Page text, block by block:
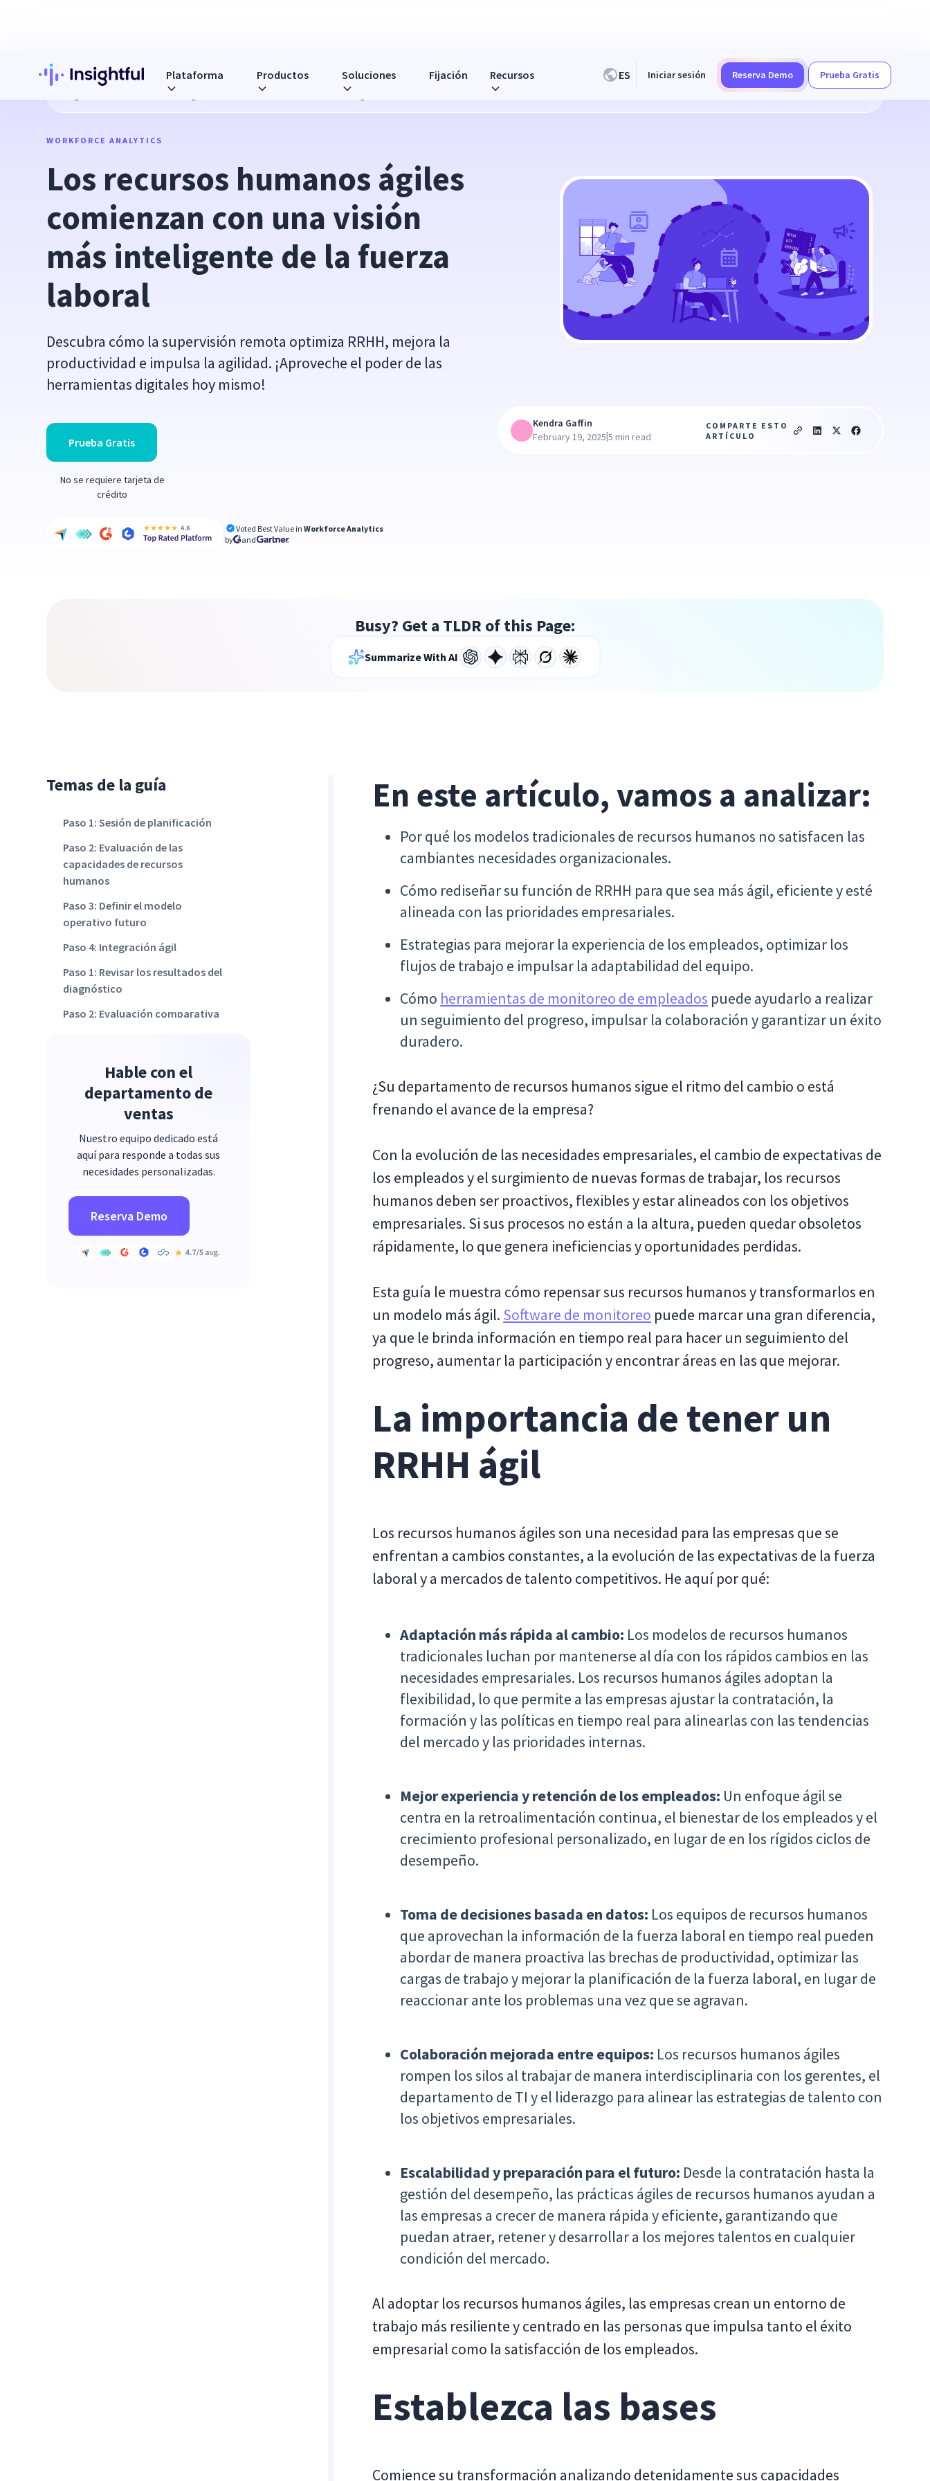
Plataforma Productos Soluciones Fijación Recursos ES Iniciar sesión Reserva Demo
Prueba Gratis
Los recursos humanos ágiles comienzan con una visión más inteligente de la fuerza laboral
WORKFORCE ANALYTICS
Los recursos humanos ágiles
comienzan con una visión
más inteligente de la fuerza
laboral
Descubra cómo la supervisión remota optimiza RRHH, mejora la
productividad e impulsa la agilidad. ¡Aproveche el poder de las
herramientas digitales hoy mismo!
Prueba Gratis
No se requiere tarjeta de
crédito
Voted Best Value inWorkforce Analytics
by
and
Kendra Gaffin
February 19, 2025|5 min read
COMPARTE ESTO
ARTÍCULO
Busy? Get a TLDR of this Page:
Summarize With AI
Temas de la guía
Paso 1: Sesión de planificación
Paso 2: Evaluación de las
capacidades de recursos
humanos
Paso 3: Definir el modelo
operativo futuro
Paso 4: Integración ágil
Paso 1: Revisar los resultados del
diagnóstico
Paso 2: Evaluación comparativa
Paso 4: Rediseño de la estructura
Paso 1: Selección de tecnología
de recursos humanos
ruta
Paso 3: Adopción de empleados
Paso 4: Exhibir el valor
Paso 1: Narración basada en
datos
Hable con el
departamento de
ventas
Nuestro equipo dedicado está
aquí para responde a todas sus
necesidades personalizadas.
Reserva Demo
En este artículo, vamos a analizar:
Por qué los modelos tradicionales de recursos humanos no satisfacen las
cambiantes necesidades organizacionales.
Cómo rediseñar su función de RRHH para que sea más ágil, eficiente y esté
alineada con las prioridades empresariales.
Estrategias para mejorar la experiencia de los empleados, optimizar los
flujos de trabajo e impulsar la adaptabilidad del equipo.
Cómo herramientas de monitoreo de empleados puede ayudarlo a realizar
un seguimiento del progreso, impulsar la colaboración y garantizar un éxito
duradero.
¿Su departamento de recursos humanos sigue el ritmo del cambio o está
frenando el avance de la empresa?
Con la evolución de las necesidades empresariales, el cambio de expectativas de
los empleados y el surgimiento de nuevas formas de trabajar, los recursos
humanos deben ser proactivos, flexibles y estar alineados con los objetivos
empresariales. Si sus procesos no están a la altura, pueden quedar obsoletos
rápidamente, lo que genera ineficiencias y oportunidades perdidas.
Esta guía le muestra cómo repensar sus recursos humanos y transformarlos en
un modelo más ágil. Software de monitoreo puede marcar una gran diferencia,
ya que le brinda información en tiempo real para hacer un seguimiento del
progreso, aumentar la participación y encontrar áreas en las que mejorar.
La importancia de tener un
RRHH ágil
Los recursos humanos ágiles son una necesidad para las empresas que se
enfrentan a cambios constantes, a la evolución de las expectativas de la fuerza
laboral y a mercados de talento competitivos. He aquí por qué:
Adaptación más rápida al cambio: Los modelos de recursos humanos
tradicionales luchan por mantenerse al día con los rápidos cambios en las
necesidades empresariales. Los recursos humanos ágiles adoptan la
flexibilidad, lo que permite a las empresas ajustar la contratación, la
formación y las políticas en tiempo real para alinearlas con las tendencias
del mercado y las prioridades internas.
Mejor experiencia y retención de los empleados: Un enfoque ágil se
centra en la retroalimentación continua, el bienestar de los empleados y el
crecimiento profesional personalizado, en lugar de en los rígidos ciclos de
desempeño.
Toma de decisiones basada en datos: Los equipos de recursos humanos
que aprovechan la información de la fuerza laboral en tiempo real pueden
abordar de manera proactiva las brechas de productividad, optimizar las
cargas de trabajo y mejorar la planificación de la fuerza laboral, en lugar de
reaccionar ante los problemas una vez que se agravan.
Colaboración mejorada entre equipos: Los recursos humanos ágiles
rompen los silos al trabajar de manera interdisciplinaria con los gerentes, el
departamento de TI y el liderazgo para alinear las estrategias de talento con
los objetivos empresariales.
Escalabilidad y preparación para el futuro: Desde la contratación hasta la
gestión del desempeño, las prácticas ágiles de recursos humanos ayudan a
las empresas a crecer de manera rápida y eficiente, garantizando que
puedan atraer, retener y desarrollar a los mejores talentos en cualquier
condición del mercado.
Al adoptar los recursos humanos ágiles, las empresas crean un entorno de
trabajo más resiliente y centrado en las personas que impulsa tanto el éxito
empresarial como la satisfacción de los empleados.
Establezca las bases
Comience su transformación analizando detenidamente sus capacidades